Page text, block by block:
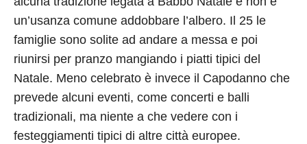
un’usanza comune addobbare l’albero. Il 25 le
famiglie sono solite ad andare a messa e poi
riunirsi per pranzo mangiando i piatti tipici del
Natale. Meno celebrato è invece il Capodanno che
prevede alcuni eventi, come concerti e balli
tradizionali, ma niente a che vedere con i
festeggiamenti tipici di altre città europee.